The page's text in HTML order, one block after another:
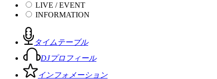
LIVE / EVENT
INFORMATION
タイムテーブル
DJプロフィール
インフォメーション